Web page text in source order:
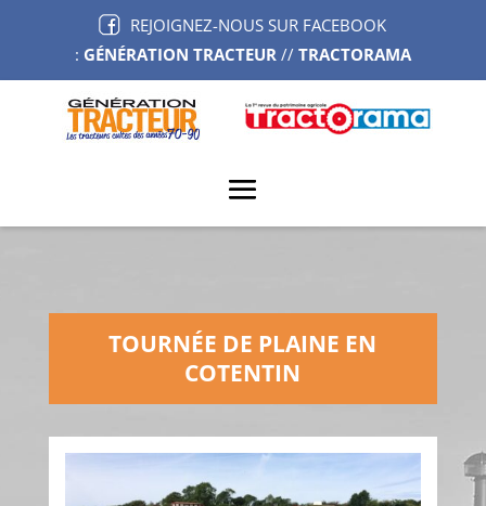
REJOIGNEZ-NOUS SUR FACEBOOK
: GÉNÉRATION TRACTEUR// TRACTORAMA
TOURNÉE DE PLAINE EN
COTENTIN